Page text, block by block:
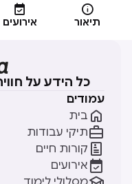

תיאור

אירועים
כל הידע על
עמודים
בית 
תיקי עבודות
קורות חיים 
אירועים 